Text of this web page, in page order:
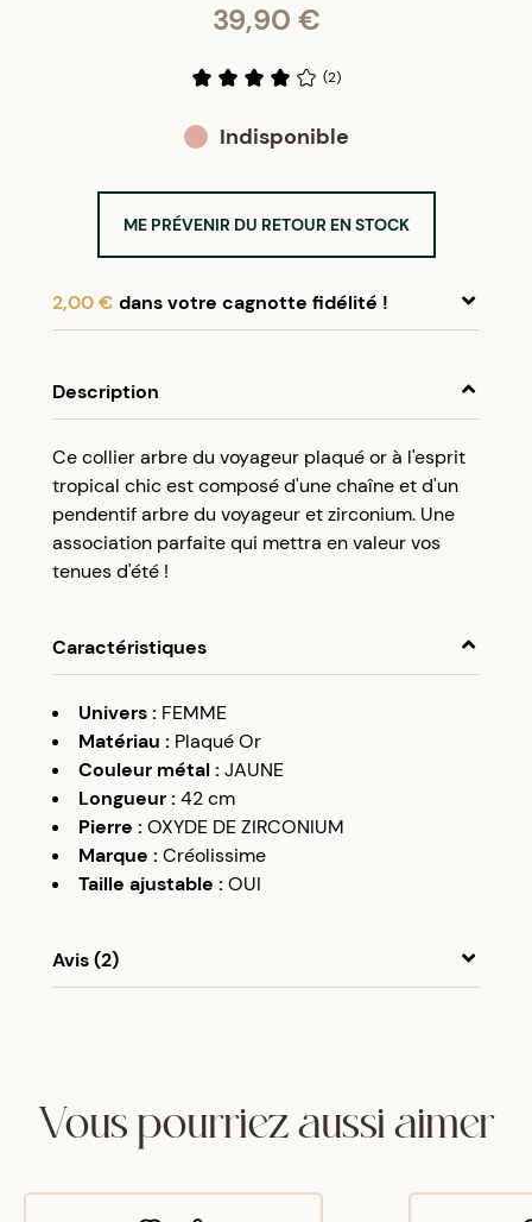
39,90 €
(2)
Indisponible
ME PRÉVENIR DU RETOUR EN STOCK
2,00 € dans votre cagnotte fidélité !
compte client et cumulez 5% de vos achats dans
votre cagnotte fidélité sans minimum d’achat.
Utilisez votre cagnotte de fidélité dès votre
prochaine commande à partir de 50€ d’achats.
Description
Ce collier arbre du voyageur plaqué or à l'esprit
tropical chic est composé d'une chaîne et d'un
pendentif arbre du voyageur et zirconium. Une
association parfaite qui mettra en valeur vos
tenues d'été !
Caractéristiques
Univers: FEMME
Matériau : Plaqué Or
Couleur métal: JAUNE
Longueur: 42 cm
Pierre : OXYDE DE ZIRCONIUM
Marque : Créolissime
Taille ajustable : OUI
Avis (2)
A A 02/03/22
La chaîne mériterait un ajout en grosses mailles
Vous pourriez aussi aimer